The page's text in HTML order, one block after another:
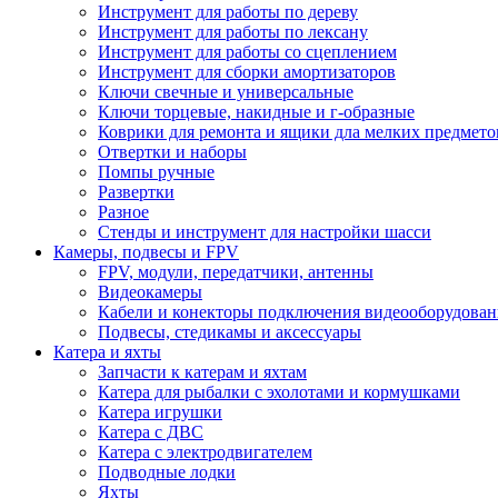
Инструмент для работы по дереву
Инструмент для работы по лексану
Инструмент для работы со сцеплением
Инструмент для сборки амортизаторов
Ключи свечные и универсальные
Ключи торцевые, накидные и г-образные
Коврики для ремонта и ящики дла мелких
Отвертки и наборы
Помпы ручные
Развертки
Разное
Стенды и инструмент для настройки шасси
Камеры, подвесы и FPV
FPV, модули, передатчики, антенны
Видеокамеры
Кабели и конекторы подключения
Подвесы, стедикамы и аксессуары
Катера и яхты
Запчасти к катерам и яхтам
Катера для рыбалки с эхолотами и кормушками
Катера игрушки
Катера с ДВС
Катера с электродвигателем
Подводные лодки
Яхты